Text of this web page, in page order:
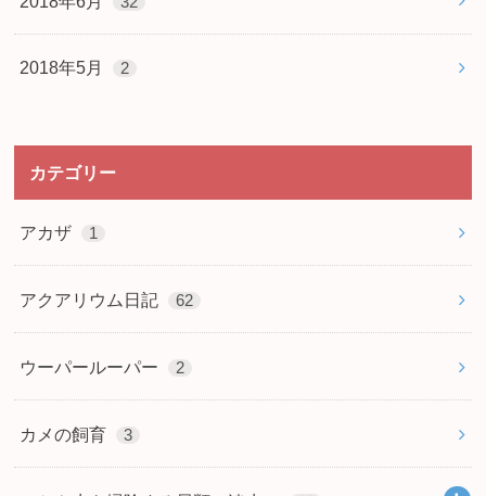
2018年5月 2
カテゴリー
アカザ 1
アクアリウム日記 62
ウーパールーパー 2
カメの飼育 3